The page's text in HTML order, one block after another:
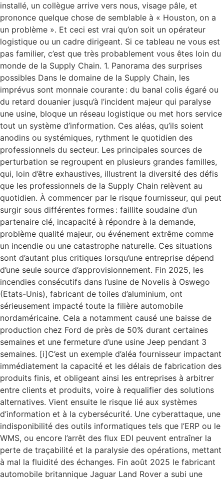
installé, un collègue arrive vers nous, visage pâle, et
prononce quelque chose de semblable à « Houston, on a
un problème ». Et ceci est vrai qu’on soit un opérateur
logistique ou un cadre dirigeant. Si ce tableau ne vous est
pas familier, c’est que très probablement vous êtes loin du
monde de la Supply Chain. 1. Panorama des surprises
possibles Dans le domaine de la Supply Chain, les
imprévus sont monnaie courante : du banal colis égaré ou
du retard douanier jusqu’à l’incident majeur qui paralyse
une usine, bloque un réseau logistique ou met hors service
tout un système d’information. Ces aléas, qu’ils soient
anodins ou systémiques, rythment le quotidien des
professionnels du secteur. Les principales sources de
perturbation se regroupent en plusieurs grandes familles,
qui, loin d’être exhaustives, illustrent la diversité des défis
que les professionnels de la Supply Chain relèvent au
quotidien. À commencer par le risque fournisseur, qui peut
surgir sous différentes formes : faillite soudaine d’un
partenaire clé, incapacité à répondre à la demande,
problème qualité majeur, ou événement extrême comme
un incendie ou une catastrophe naturelle. Ces situations
sont d’autant plus critiques lorsqu’une entreprise dépend
d’une seule source d’approvisionnement. Fin 2025, les
incendies consécutifs dans l’usine de Novelis à Oswego
(Etats-Unis), fabricant de toiles d’aluminium, ont
sérieusement impacté toute la filière automobile
nordaméricaine. Cela a notamment causé une baisse de
production chez Ford de près de 50% durant certaines
semaines et une fermeture d’une usine Jeep pendant 3
semaines. [i]C’est un exemple d’aléa fournisseur impactant
immédiatement la capacité et les délais de fabrication des
produits finis, et obligeant ainsi les entreprises à arbitrer
entre clients et produits, voire à requalifier des solutions
alternatives. Vient ensuite le risque lié aux systèmes
d’information et à la cybersécurité. Une cyberattaque, une
indisponibilité des outils informatiques tels que l’ERP ou le
WMS, ou encore l’arrêt des flux EDI peuvent entraîner la
perte de traçabilité et la paralysie des opérations, mettant
à mal la fluidité des échanges. Fin août 2025 le fabricant
automobile britannique Jaguar Land Rover a subi une